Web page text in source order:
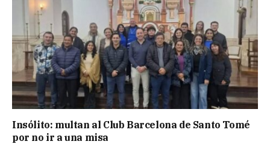
Insólito: multan al Club Barcelona de Santo Tomé
por no ir a una misa